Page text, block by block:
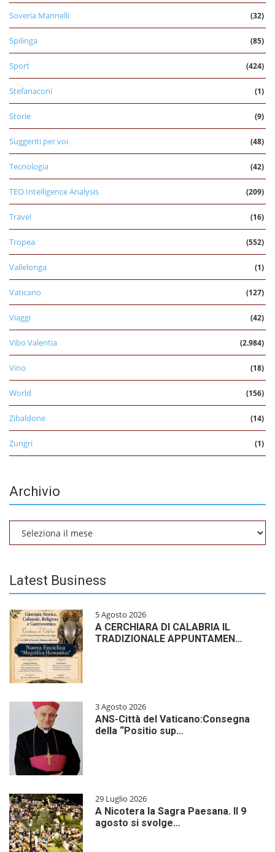
Soveria Mannelli (32)
Spilinga (85)
Sport (424)
Stefanaconi (1)
Storie (9)
Suggeriti per voi (48)
Tecnologia (42)
TEO Intelligence Analysis (209)
Travel (16)
Tropea (552)
Vallelonga (1)
Vaticano (127)
Viaggi (42)
Vibo Valentia (2.984)
Vino (18)
World (156)
Zibaldone (14)
Zungri (1)
Archivio
Latest Business
5 Agosto 2026
A CERCHIARA DI CALABRIA IL
TRADIZIONALE APPUNTAMEN…
3 Agosto 2026
ANS-Città del Vaticano:Consegna
della “Positio sup…
29 Luglio 2026
A Nicotera la Sagra Paesana. Il 9
agosto si svolge…